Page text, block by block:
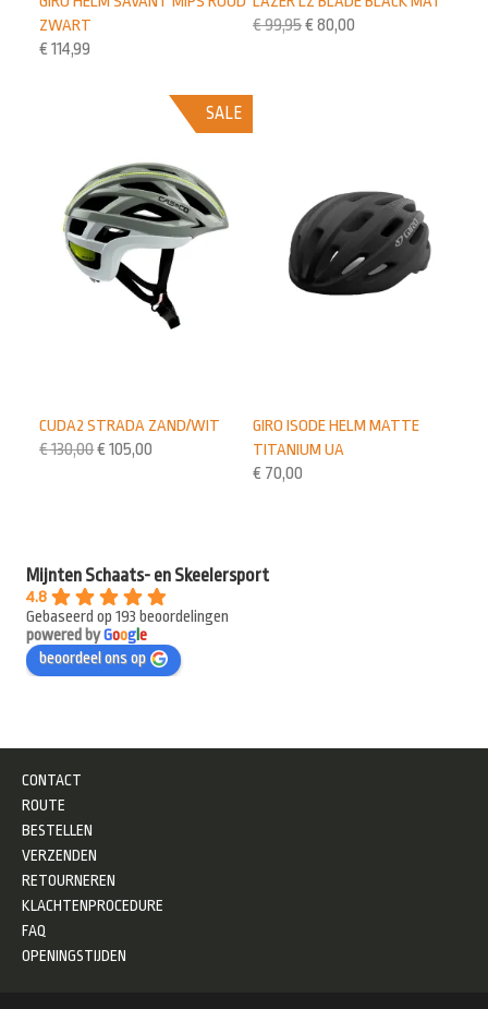
€99,95€ 80,00
ZWART
€ 114,99
GIRO ISODE HELM MATTE
TITANIUM UA
€ 70,00
SALE
CUDA2 STRADA ZAND/WIT
€130,00€ 105,00
Mijnten Schaats- en Skeelersport
4.8
Gebaseerd op 193 beoordelingen
powered byGooge
beoordeel ons op
CONTACT
ROUTE
BESTELLEN
VERZENDEN
RETOURNEREN
KLACHTENPROCEDURE
FAQ
OPENINGSTIJDEN